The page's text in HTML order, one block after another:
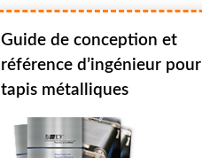
Guide de conception et
référence d’ingénieur pour
tapis métalliques